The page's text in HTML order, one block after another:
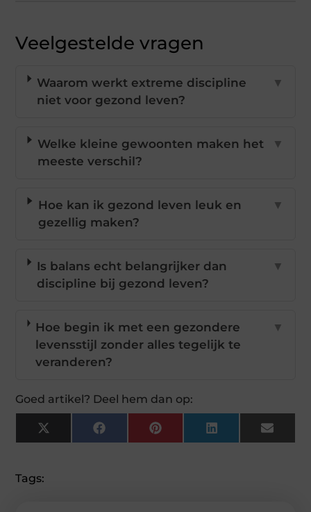
Veelgestelde vragen
Waarom werkt extreme discipline
niet voor gezond leven?
▼
Welke kleine gewoonten maken het
meeste verschil?
▼
Hoe kan ik gezond leven leuk en
gezellig maken?
▼
Is balans echt belangrijker dan
discipline bij gezond leven?
▼
Hoe begin ik met een gezondere
levensstijl zonder alles tegelijk te
veranderen?
▼
Goed artikel? Deel hem dan op:
X
(Twitter)
FacebookPinterestLinkedInEmail
Tags: